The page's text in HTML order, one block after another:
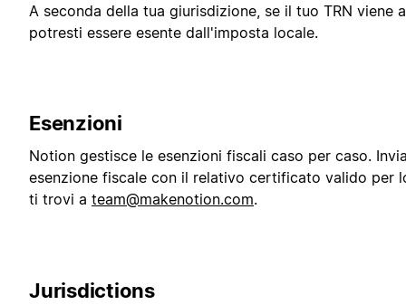
A seconda della tua giurisdizione, se il tuo TRN viene
potresti essere esente dall'imposta locale.
Esenzioni
Notion gestisce le esenzioni fiscali caso per caso.
esenzione fiscale con il relativo certificato valido per
ti trovi a team@makenotion.com.
Jurisdictions